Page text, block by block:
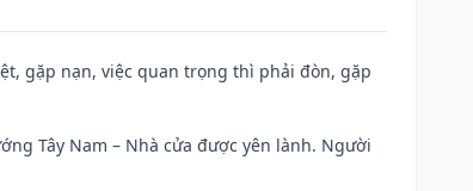
gặp nạn, việc quan trọng thì phải đòn, gặp
Tây Nam – Nhà cửa được yên lành. Người